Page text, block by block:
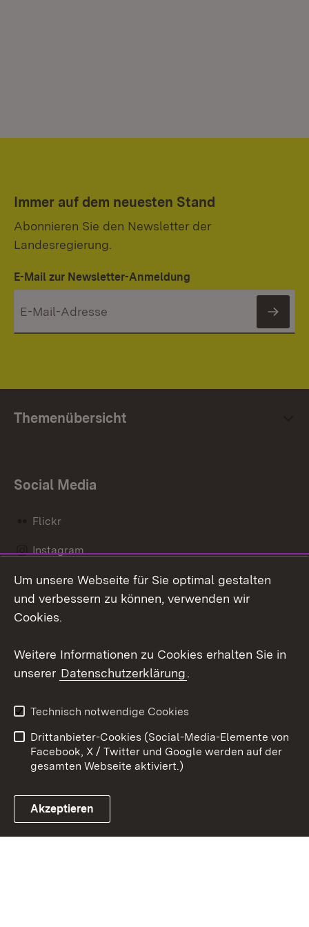
Immer auf dem neuesten Stand
Abonnieren Sie den Newsletter der
Landesregierung.
E-Mail zur Newsletter-Anmeldung
Themenübersicht
Social Media
Flickr
Instagram
Social Wall
Link zum Landesportal
Barrierefreiheit
Benutzungshinweise
Impressum
Cookies
Um unsere Webseite für Sie optimal gestalten
und verbessern zu können, verwenden wir
Cookies.
Weitere Informationen zu Cookies erhalten Sie in
unserer Datenschutzerklärung.
Technisch notwendige Cookies
Drittanbieter-Cookies (Social-Media-Elemente von
Facebook, X / Twitter und Google werden auf der
gesamten Webseite aktiviert.)
Akzeptieren